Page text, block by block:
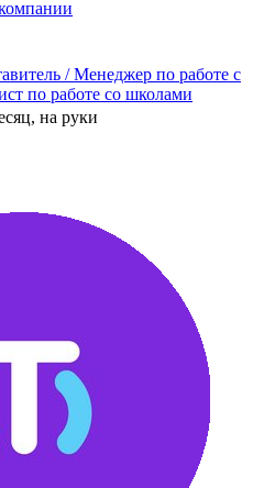
/ Менеджер по работе с
по работе со школами
на руки